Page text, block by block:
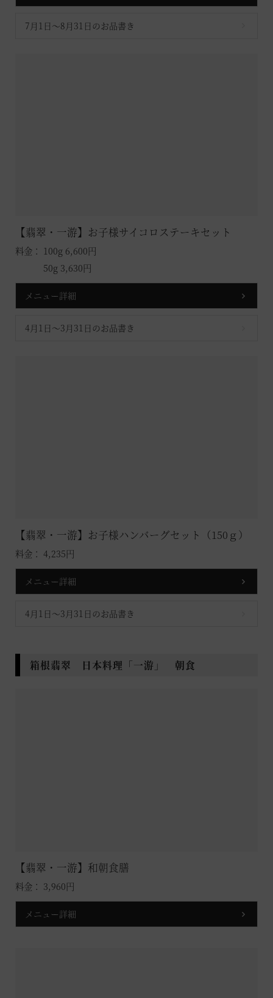
7月1日～8月31日のお品書き
【翡翠・一游】お子様サイコロステーキセット
料金： 100g 6,600円
50g 3,630円
メニュー詳細
4月1日～3月31日のお品書き
【翡翠・一游】お子様ハンバーグセット（150ｇ）
料金： 4,235円
メニュー詳細
4月1日～3月31日のお品書き
箱根翡翠 日本料理「一游」 朝食
【翡翠・一游】和朝食膳
料金： 3,960円
メニュー詳細